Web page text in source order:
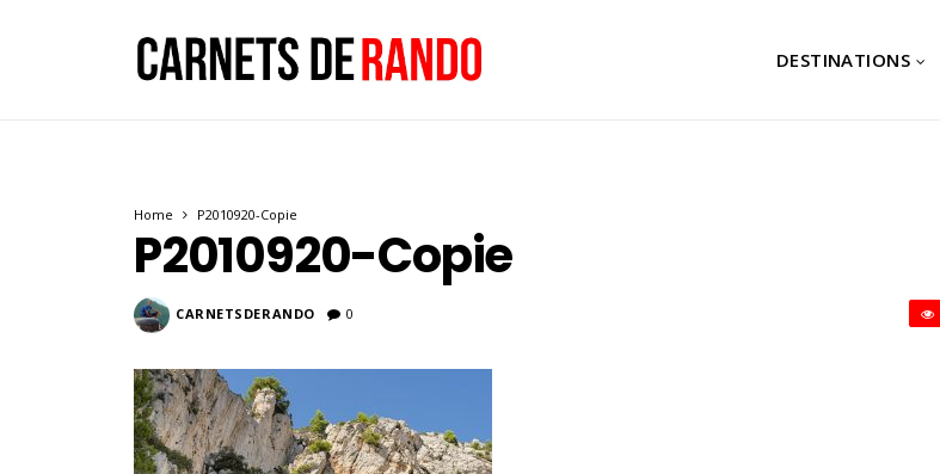
DESTINATIONS
Home P2010920-Copie
P2010920-Copie
CARNETSDERANDO 0